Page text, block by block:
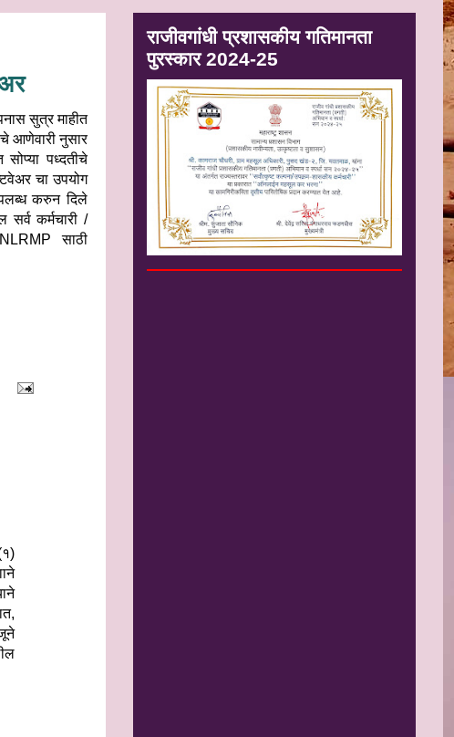
सुत्र माहीत
आणेवारी नुसार
सोप्‍या पध्‍दतीचे
चा उपयोग
करुन दिले
कर्मचारी /
साठी
राजीवगांधी प्रशासकीय गतिमानता
पुरस्कार 2024-25